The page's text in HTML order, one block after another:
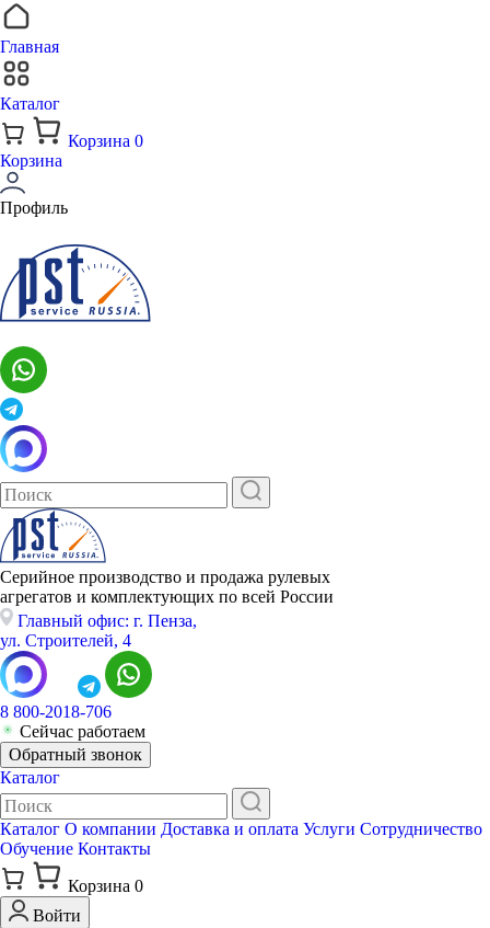
Главная
Каталог
Корзина 0
Корзина
Профиль
Серийное производство и продажа рулевых
агрегатов и комплектующих по всей России
Главный офис: г. Пенза,
ул. Строителей, 4
8 800-2018-706
Сейчас работаем
Обратный звонок
Каталог
Каталог О компании Доставка и оплата Услуги Сотрудничество
Обучение Контакты
Корзина 0
Войти